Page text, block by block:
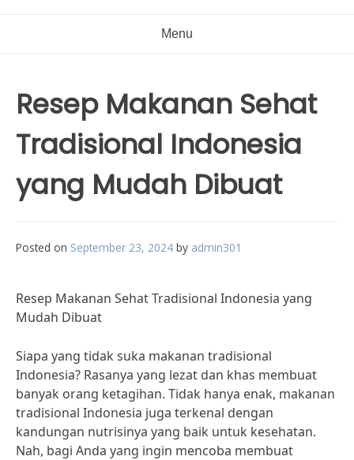
Menu
Resep Makanan Sehat
Tradisional Indonesia
yang Mudah Dibuat
Posted on September 23, 2024 by admin301
Resep Makanan Sehat Tradisional Indonesia yang
Mudah Dibuat
Siapa yang tidak suka makanan tradisional
Indonesia? Rasanya yang lezat dan khas membuat
banyak orang ketagihan. Tidak hanya enak, makanan
tradisional Indonesia juga terkenal dengan
kandungan nutrisinya yang baik untuk kesehatan.
Nah, bagi Anda yang ingin mencoba membuat